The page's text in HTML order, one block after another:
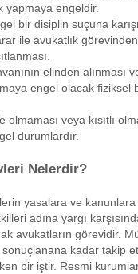
yapmaya engeldir.
bir disiplin suçuna
ile avukatlık
elinden alınması
engel olacak fiziksel
veya kısıtlı
durumlardır.
Nelerdir?
yasalara ve kanunlara
adına yargı
avukatların görevidir.
kadar takip
bir iştir. Resmi